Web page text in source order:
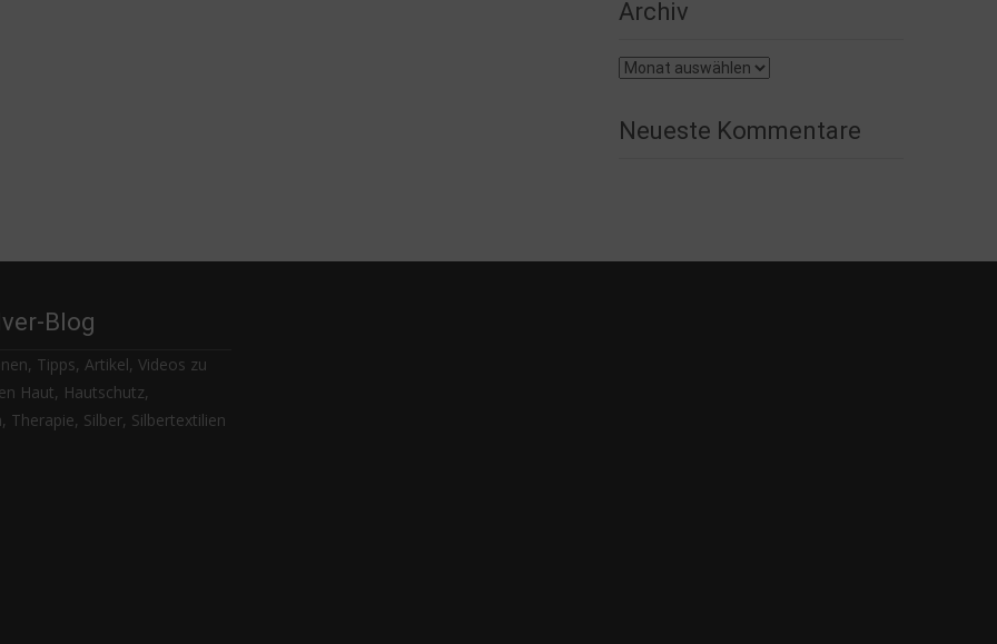
Archiv
Archiv
Neueste Kommentare
Blog
Tipps, Artikel, Videos zu
Haut, Hautschutz,
Therapie, Silber, Silbertextilien